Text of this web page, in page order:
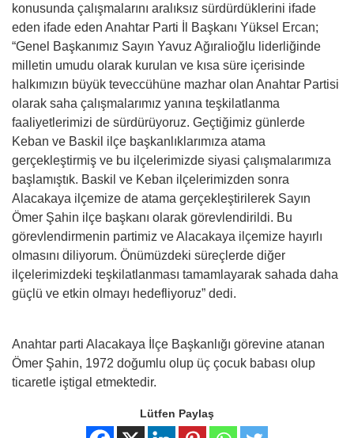
konusunda çalışmalarını aralıksız sürdürdüklerini ifade
eden ifade eden Anahtar Parti İl Başkanı Yüksel Ercan;
“Genel Başkanımız Sayın Yavuz Ağıralioğlu liderliğinde
milletin umudu olarak kurulan ve kısa süre içerisinde
halkımızın büyük teveccühüne mazhar olan Anahtar Partisi
olarak saha çalışmalarımız yanına teşkilatlanma
faaliyetlerimizi de sürdürüyoruz. Geçtiğimiz günlerde
Keban ve Baskil ilçe başkanlıklarımıza atama
gerçekleştirmiş ve bu ilçelerimizde siyasi çalışmalarımıza
başlamıştık. Baskil ve Keban ilçelerimizden sonra
Alacakaya ilçemize de atama gerçekleştirilerek Sayın
Ömer Şahin ilçe başkanı olarak görevlendirildi. Bu
görevlendirmenin partimiz ve Alacakaya ilçemize hayırlı
olmasını diliyorum. Önümüzdeki süreçlerde diğer
ilçelerimizdeki teşkilatlanması tamamlayarak sahada daha
güçlü ve etkin olmayı hedefliyoruz” dedi.
Anahtar parti Alacakaya İlçe Başkanlığı görevine atanan
Ömer Şahin, 1972 doğumlu olup üç çocuk babası olup
ticaretle iştigal etmektedir.
Lütfen Paylaş